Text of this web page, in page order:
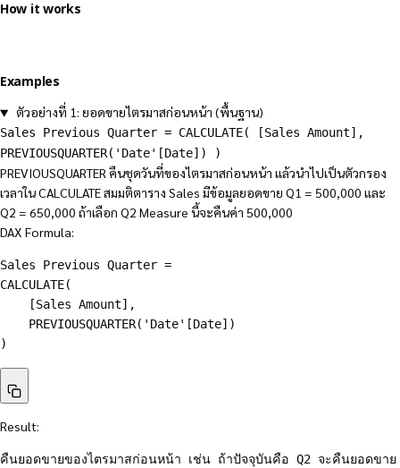
How it works
Examples
ตัวอย่างที่ 1: ยอดขายไตรมาสก่อนหน้า (พื้นฐาน)
Sales Previous Quarter = CALCULATE( [Sales Amount],
PREVIOUSQUARTER('Date'[Date]) )
PREVIOUSQUARTER คืนชุดวันที่ของไตรมาสก่อนหน้า แล้วนำไปเป็นตัวกรอง
เวลาใน CALCULATE สมมติตาราง Sales มีข้อมูลยอดขาย Q1 = 500,000 และ
Q2 = 650,000 ถ้าเลือก Q2 Measure นี้จะคืนค่า 500,000
DAX Formula:
Sales Previous Quarter =
CALCULATE(
    [Sales Amount],
    PREVIOUSQUARTER('Date'[Date])
)
Result:
คืนยอดขายของไตรมาสก่อนหน้า เช่น ถ้าปัจจุบันคือ Q2 จะคืนยอดขาย